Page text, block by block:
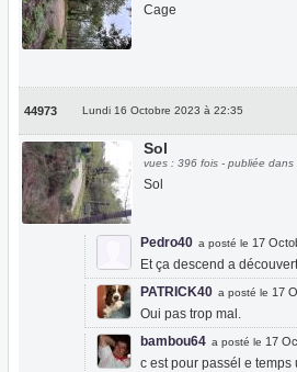
Cage
44973 Lundi 16 Octobre 2023 à 22:35
Sol
vues : 396 fois - publiée
Sol
Pedro40 a posté le 17
Et ça descend a
PATRICK40 a posté le 17
Oui pas trop mal.
bambou64 a posté le 17
c est pour passél e